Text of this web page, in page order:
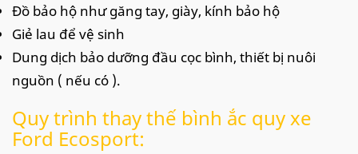
Đồ bảo hộ như găng tay, giày, kính bảo hộ
Giẻ lau để vệ sinh
Dung dịch bảo dưỡng đầu cọc bình, thiết bị nuôi
nguồn ( nếu có ).
Quy trình thay thế bình ắc quy xe
Ford Ecosport: